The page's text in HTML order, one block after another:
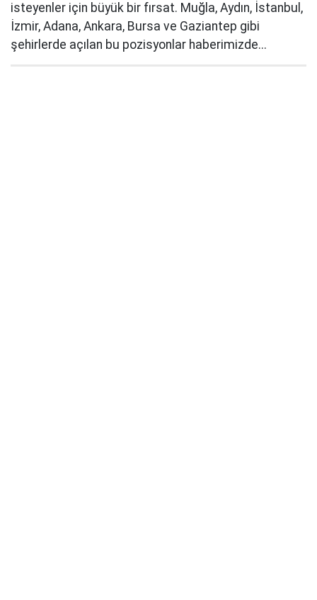
isteyenler için büyük bir fırsat. Muğla, Aydın, İstanbul,
İzmir, Adana, Ankara, Bursa ve Gaziantep gibi
şehirlerde açılan bu pozisyonlar haberimizde...